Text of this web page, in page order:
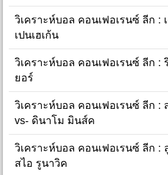
วิเคราะห์บอล คอนเฟอเรนซ์ ลีก :
เปนเฮเก้น
วิเคราะห์บอล คอนเฟอเรนซ์ ลีก :
ยอร์
วิเคราะห์บอล คอนเฟอเรนซ์ ลีก :
vs- ดินาโม มินส์ค
วิเคราะห์บอล คอนเฟอเรนซ์ ลีก :
สไอ รูนาวิค